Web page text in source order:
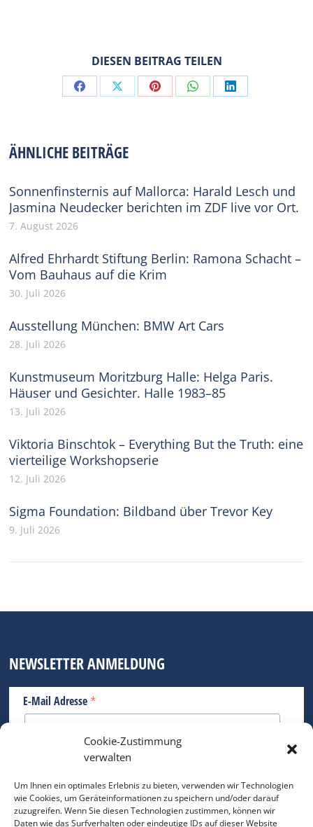
Cookie-Zustimmung
verwalten
Um Ihnen ein optimales Erlebnis zu bieten, verwenden wir Technologien
wie Cookies, um Geräteinformationen zu speichern und/oder darauf
zuzugreifen. Wenn Sie diesen Technologien zustimmen, können wir
Daten wie das Surfverhalten oder eindeutige IDs auf dieser Website
DIESEN BEITRAG TEILEN
Share Share Share Share Share
ÄHNLICHE BEITRÄGE
Sonnenfinsternis auf Mallorca: Harald Lesch und
Jasmina Neudecker berichten im ZDF live vor Ort.
7. August 2026
Alfred Ehrhardt Stiftung Berlin: Ramona Schacht –
Vom Bauhaus auf die Krim
30. Juli 2026
Ausstellung München: BMW Art Cars
28. Juli 2026
Kunstmuseum Moritzburg Halle: Helga Paris.
Häuser und Gesichter. Halle 1983–85
13. Juli 2026
Viktoria Binschtok – Everything But the Truth: eine
vierteilige Workshopserie
12. Juli 2026
Sigma Foundation: Bildband über Trevor Key
9. Juli 2026
NEWSLETTER ANMELDUNG
E-Mail Adresse *
Bitte geben Sie Ihre E-Mail Adresse ein.
*